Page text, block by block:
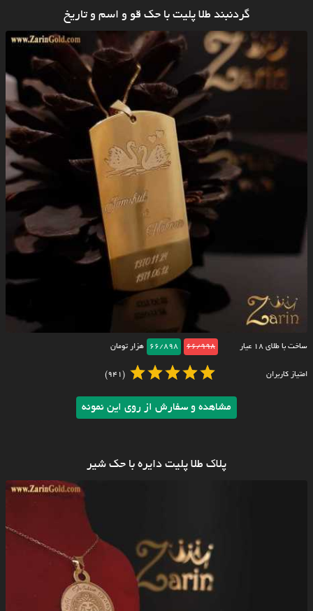
گردنبند طلا پلیت با حک قو و اسم و تاریخ
ساخت با طلای ۱۸ عیار 66/998
66/898 هزار تومان
امتیاز کاربران (941)
مشاهده و سفارش از روی این نمونه
پلاک طلا پلیت دایره با حک شیر